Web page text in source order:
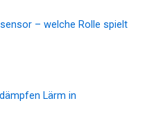
– welche Rolle spielt
Lärm in